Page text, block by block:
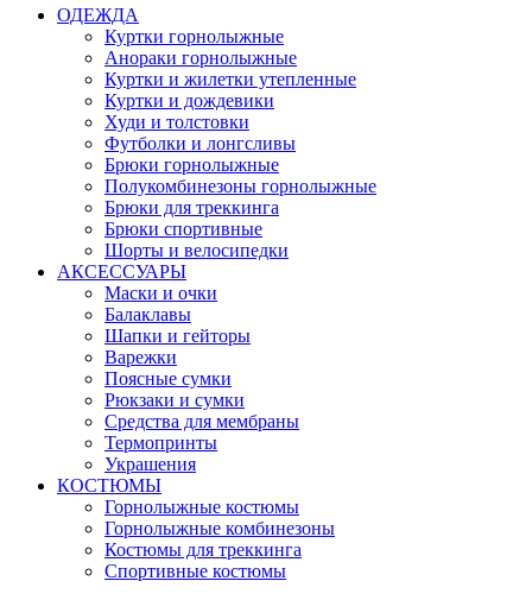
ОДЕЖДА
Куртки горнолыжные
Анораки горнолыжные
Куртки и жилетки утепленные
Куртки и дождевики
Худи и толстовки
Футболки и лонгсливы
Брюки горнолыжные
Полукомбинезоны горнолыжные
Брюки для треккинга
Брюки спортивные
Шорты и велосипедки
АКСЕССУАРЫ
Маски и очки
Балаклавы
Шапки и гейторы
Варежки
Поясные сумки
Рюкзаки и сумки
Средства для мембраны
Термопринты
Украшения
КОСТЮМЫ
Горнолыжные костюмы
Горнолыжные комбинезоны
Костюмы для треккинга
Спортивные костюмы